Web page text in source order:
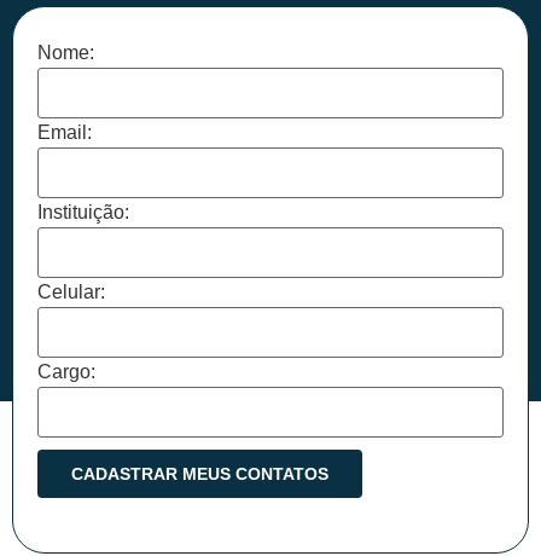
Nome:
Email:
Instituição:
Celular:
Cargo: